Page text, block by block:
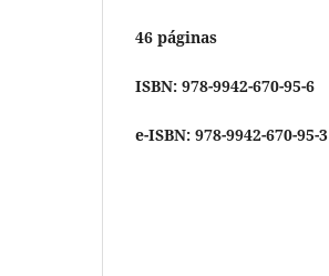
46 páginas
ISBN: 978-9942-670-95-6
e-ISBN: 978-9942-670-95-3